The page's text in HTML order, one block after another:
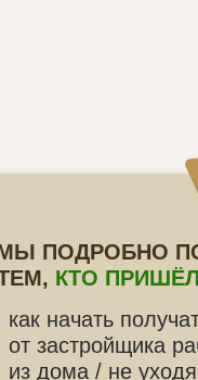
как начать
от застройщика
из дома / не уходя
ПОДРОБНО
КТО